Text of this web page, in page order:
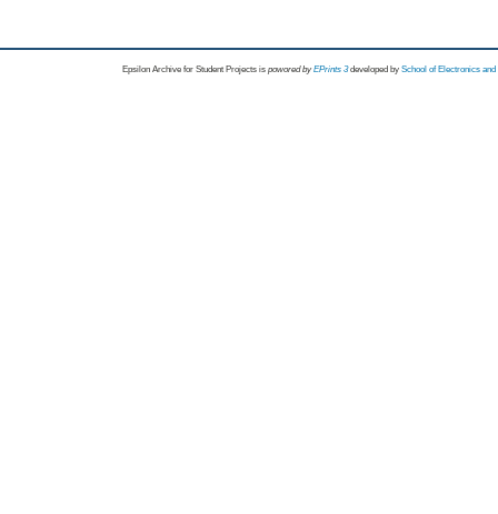
Epsilon Archive for Student Projects is powored byEPrints 3 developed by School of Electronics